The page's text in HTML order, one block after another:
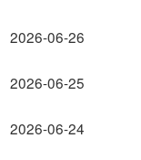
2026-06-26
2026-06-25
2026-06-24